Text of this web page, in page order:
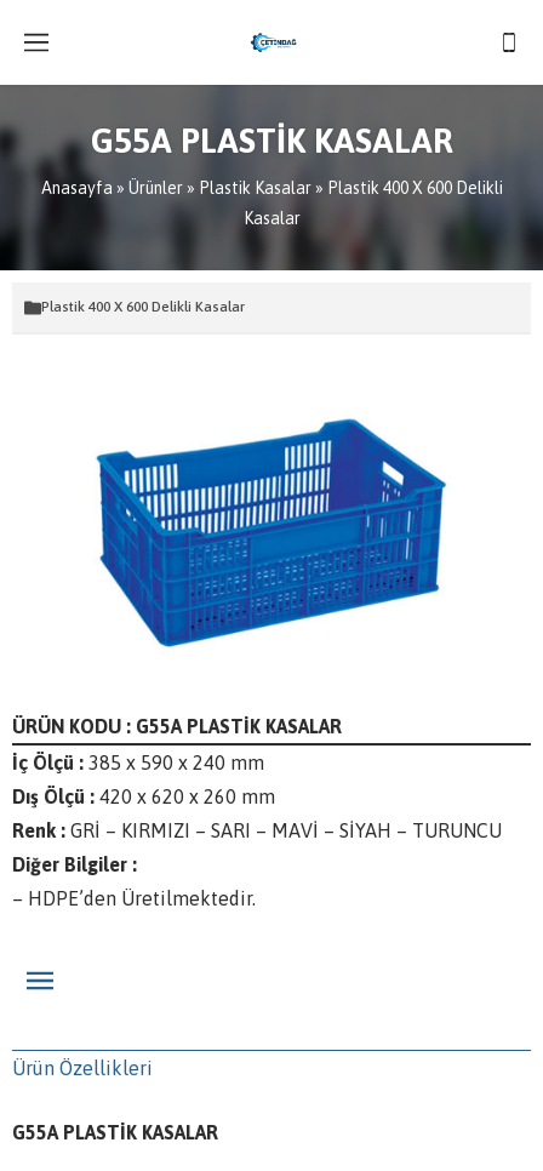
G55A PLASTİK KASALAR
Anasayfa » Ürünler» Plastik Kasalar» Plastik 400 X 600 Delikli
Kasalar
Plastik 400 X 600 Delikli Kasalar
ÜRÜN KODU : G55A PLASTİK KASALAR
İç Ölçü : 385 x 590 x 240 mm
Dış Ölçü : 420 x 620 x 260 mm
Renk : GRİ – KIRMIZI – SARI – MAVİ – SİYAH – TURUNCU
Diğer Bilgiler :
– HDPE’den Üretilmektedir.
Ürün Özellikleri
G55A PLASTİK KASALAR